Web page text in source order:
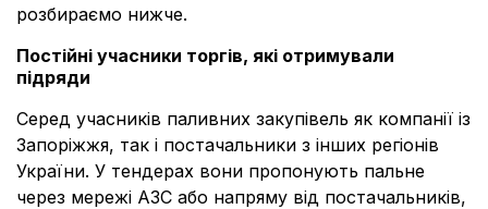
розбираємо нижче.
Постійні учасники торгів, які отримували
підряди
Серед учасників паливних закупівель як компанії із
Запоріжжя, так і постачальники з інших регіонів
України. У тендерах вони пропонують пальне
через мережі АЗС або напряму від постачальників,